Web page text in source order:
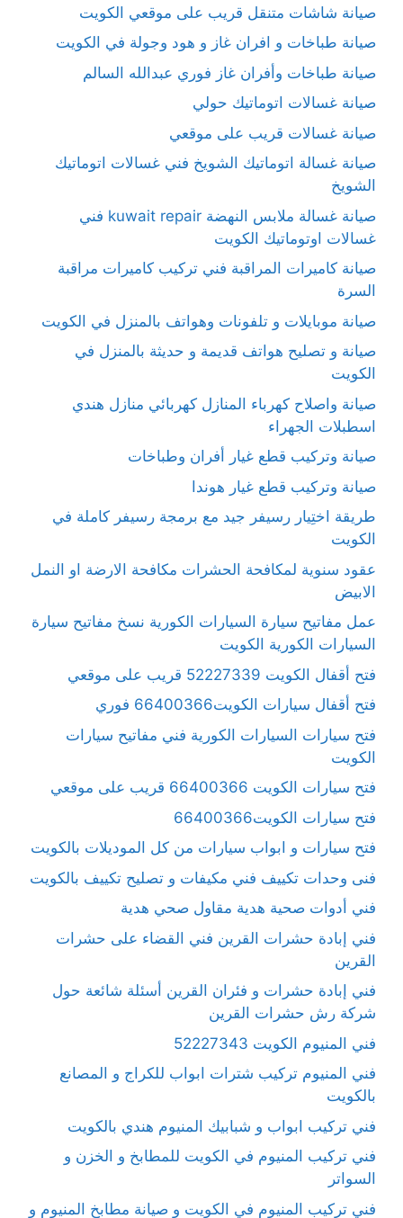
صيانة شاشات متنقل قريب على موقعي الكويت
صيانة طباخات و افران غاز و هود وجولة في الكويت
صيانة طباخات وأفران غاز فوري عبدالله السالم
صيانة غسالات اتوماتيك حولي
صيانة غسالات قريب على موقعي
صيانة غسالة اتوماتيك الشويخ فني غسالات اتوماتيك
الشويخ
صيانة غسالة ملابس النهضة kuwait repair فني
غسالات اوتوماتيك الكويت
صيانة كاميرات المراقبة فني تركيب كاميرات مراقبة
السرة
صيانة موبايلات و تلفونات وهواتف بالمنزل في الكويت
صيانة و تصليح هواتف قديمة و حديثة بالمنزل في
الكويت
صيانة واصلاح كهرباء المنازل كهربائي منازل هندي
اسطبلات الجهراء
صيانة وتركيب قطع غيار أفران وطباخات
صيانة وتركيب قطع غيار هوندا
طريقة اختِيار رسيفر جيد مع برمجة رسيفر كاملة في
الكويت
عقود سنوية لمكافحة الحشرات مكافحة الارضة او النمل
الابيض
عمل مفاتيح سيارة السيارات الكورية نسخ مفاتيح سيارة
السيارات الكورية الكويت
فتح أقفال الكويت 52227339 قريب على موقعي
فتح أقفال سيارات الكويت66400366 فوري
فتح سيارات السيارات الكورية فني مفاتيح سيارات
الكويت
فتح سيارات الكويت 66400366 قريب على موقعي
فتح سيارات الكويت66400366
فتح سيارات و ابواب سيارات من كل الموديلات بالكويت
فنى وحدات تكييف فني مكيفات و تصليح تكييف بالكويت
فني أدوات صحية هدية مقاول صحي هدية
فني إبادة حشرات القرين فني القضاء على حشرات
القرين
فني إبادة حشرات و فئران القرين أسئلة شائعة حول
شركة رش حشرات القرين
فني المنيوم الكويت 52227343
فني المنيوم تركيب شترات ابواب للكراج و المصانع
بالكويت
فني تركيب ابواب و شبابيك المنيوم هندي بالكويت
فني تركيب المنيوم في الكويت للمطابخ و الخزن و
السواتر
فني تركيب المنيوم في الكويت و صيانة مطابخ المنيوم و